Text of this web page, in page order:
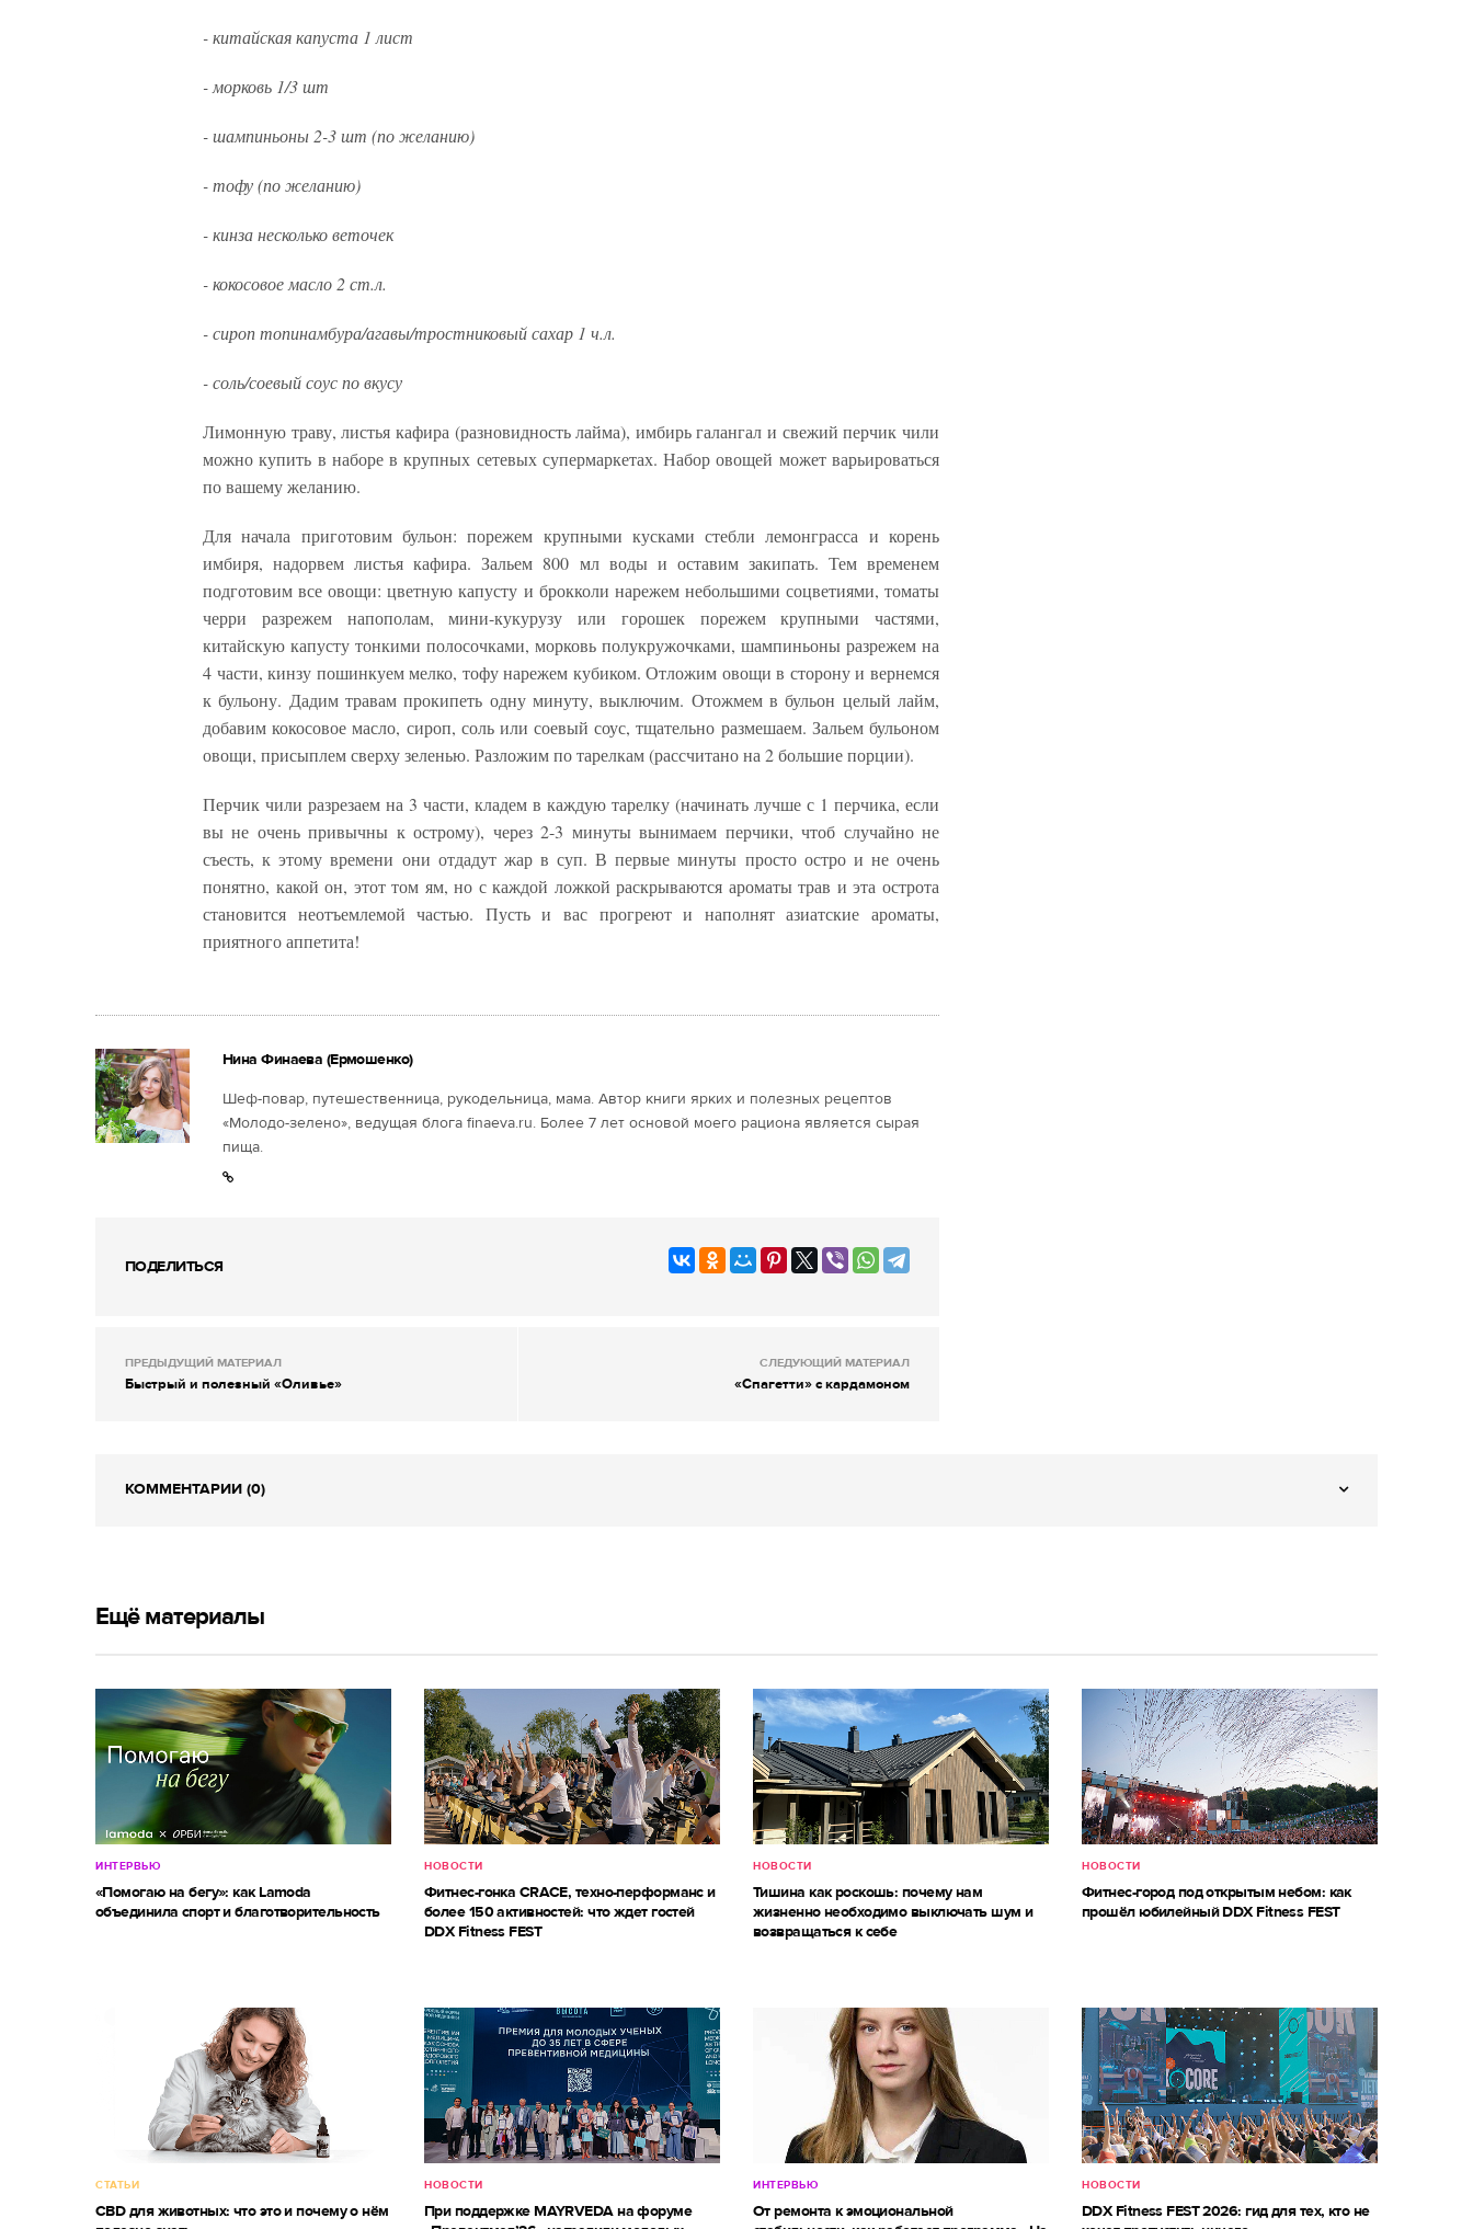
- китайская капуста 1 лист
- морковь 1/3 шт
- шампиньоны 2-3 шт (по желанию)
- тофу (по желанию)
- кинза несколько веточек
- кокосовое масло 2 ст.л.
- сироп топинамбура/агавы/тростниковый сахар 1 ч.л.
- соль/соевый соус по вкусу
Лимонную траву, листья кафира (разновидность лайма), имбирь галангал и свежий перчик чили
можно купить в наборе в крупных сетевых супермаркетах. Набор овощей может варьироваться
по вашему желанию.
Для начала приготовим бульон: порежем крупными кусками стебли лемонграсса и корень
имбиря, надорвем листья кафира. Зальем 800 мл воды и оставим закипать. Тем временем
подготовим все овощи: цветную капусту и брокколи нарежем небольшими соцветиями, томаты
черри разрежем напополам, мини-кукурузу или горошек порежем крупными частями,
китайскую капусту тонкими полосочками, морковь полукружочками, шампиньоны разрежем на
4 части, кинзу пошинкуем мелко, тофу нарежем кубиком. Отложим овощи в сторону и вернемся
к бульону. Дадим травам прокипеть одну минуту, выключим. Отожмем в бульон целый лайм,
добавим кокосовое масло, сироп, соль или соевый соус, тщательно размешаем. Зальем бульоном
овощи, присыплем сверху зеленью. Разложим по тарелкам (рассчитано на 2 большие порции).
Перчик чили разрезаем на 3 части, кладем в каждую тарелку (начинать лучше с 1 перчика, если
вы не очень привычны к острому), через 2-3 минуты вынимаем перчики, чтоб случайно не
съесть, к этому времени они отдадут жар в суп. В первые минуты просто остро и не очень
понятно, какой он, этот том ям, но с каждой ложкой раскрываются ароматы трав и эта острота
становится неотъемлемой частью. Пусть и вас прогреют и наполнят азиатские ароматы,
приятного аппетита!
Нина Финаева (Ермошенко)
Шеф-повар, путешественница, рукодельница, мама. Автор книги ярких и полезных рецептов
«Молодо-зелено», ведущая блога finaeva.ru. Более 7 лет основой моего рациона является сырая
пища.
ПОДЕЛИТЬСЯ
ПРЕДЫДУЩИЙ МАТЕРИАЛ
Быстрый и полезный «Оливье»
СЛЕДУЮЩИЙ МАТЕРИАЛ
«Спагетти» с кардамоном
КОММЕНТАРИИ (0)
Ещё материалы
ИНТЕРВЬЮ
«Помогаю на бегу»: как Lamoda
объединила спорт и благотворительность
НОВОСТИ
Фитнес-гонка CRACE, техно-перформанс и
более 150 активностей: что ждет гостей
DDX Fitness FEST
НОВОСТИ
Тишина как роскошь: почему нам
жизненно необходимо выключать шум и
возвращаться к себе
НОВОСТИ
Фитнес-город под открытым небом: как
прошёл юбилейный DDX Fitness FEST
СТАТЬИ
CBD для животных: что это и почему о нём
НОВОСТИ
При поддержке MAYRVEDA на форуме
ИНТЕРВЬЮ
От ремонта к эмоциональной
НОВОСТИ
DDX Fitness FEST 2026: гид для тех, кто не